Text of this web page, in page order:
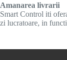
Amanarea livrarii
Smart Control iti
zi lucratoare, in